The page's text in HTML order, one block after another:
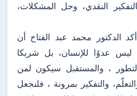
النقدي، وحل المشكلات،
الدكتور محمد عبد الفتاح أن
ليس عدوًا للإنسان، بل شريكا
، والمستقبل سيكون لمن
والتفكير بمرونة ، فلنجعل